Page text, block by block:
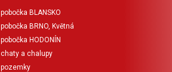
pobočka BLANSKO
pobočka BRNO, Květná
pobočka HODONÍN
chaty a chalupy
pozemky